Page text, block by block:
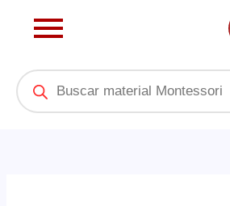
Products
search